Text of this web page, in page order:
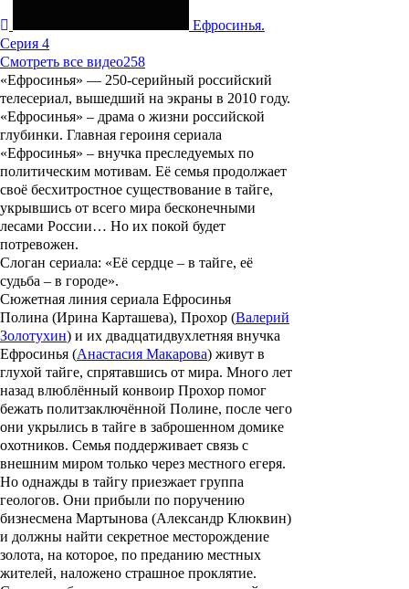
Ефросинья.
Серия 4
Смотреть все видео258
«Ефросинья» — 250-серийный российский
телесериал, вышедший на экраны в 2010 году.
«Ефросинья» – драма о жизни российской
глубинки. Главная героиня сериала
«Ефросинья» – внучка преследуемых по
политическим мотивам. Её семья продолжает
своё бесхитростное существование в тайге,
укрывшись от всего мира бесконечными
лесами России… Но их покой будет
потревожен.
Слоган сериала: «Её сердце – в тайге, её
судьба – в городе».
Сюжетная линия сериала Ефросинья
Полина (Ирина Карташева), Прохор (Валерий
Золотухин) и их двадцатидвухлетняя внучка
Ефросинья (Анастасия Макарова) живут в
глухой тайге, спрятавшись от мира. Много лет
назад влюблённый конвоир Прохор помог
бежать политзаключённой Полине, после чего
они укрылись в тайге в заброшенном домике
охотников. Семья поддерживает связь с
внешним миром только через местного егеря.
Но однажды в тайгу приезжает группа
геологов. Они прибыли по поручению
бизнесмена Мартынова (Александр Клюквин)
и должны найти секретное месторождение
золота, на которое, по преданию местных
жителей, наложено страшное проклятие.